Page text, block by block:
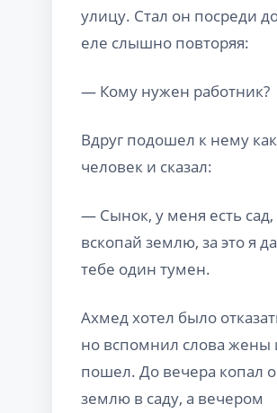
улицу. Стал он посреди
еле слышно повторяя:
— Кому нужен работник?
Вдруг подошел к нему
человек и сказал:
— Сынок, у меня есть сад,
вскопай землю, за это я
тебе один тумен.
Ахмед хотел было
но вспомнил слова жены
пошел. До вечера копал
землю в саду, а вечером